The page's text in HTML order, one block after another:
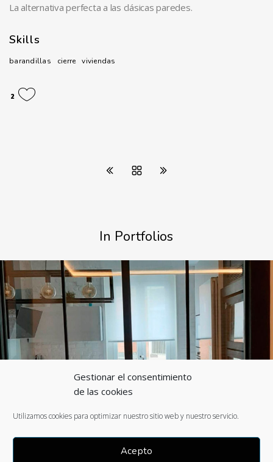
Gestionar el consentimiento
de las cookies
Utilizamos cookies para optimizar nuestro sitio web y nuestro servicio.
Acepto
La alternativa perfecta a las clásicas paredes.
Skills
barandillas cierre viviendas
2
In Portfolios